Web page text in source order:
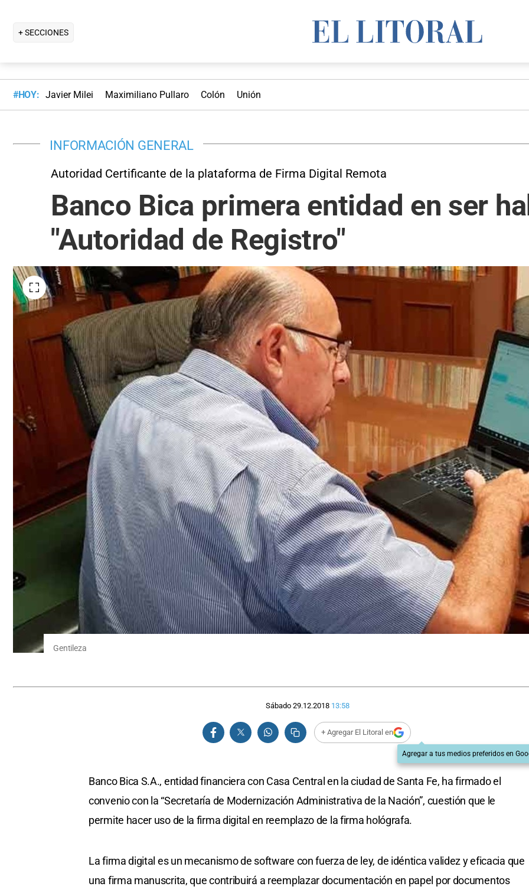
+ SECCIONES
#HOY: Javier Milei Maximiliano Pullaro Colón Unión
INFORMACIÓN GENERAL
Autoridad Certificante de la plataforma de Firma Digital Remota
Banco Bica primera entidad en ser
"Autoridad de Registro"
Gentileza
Sábado 29.12.2018 13:58
+ Agregar El Litoral en
Agregar a tus medios preferidos en
Banco Bica S.A., entidad financiera con Casa Central en la ciudad de Santa Fe, ha firmado el
convenio con la “Secretaría de Modernización Administrativa de la Nación”, cuestión que le
permite hacer uso de la firma digital en reemplazo de la firma hológrafa.
La firma digital es un mecanismo de software con fuerza de ley, de idéntica validez y eficacia que
una firma manuscrita, que contribuirá a reemplazar documentación en papel por documentos